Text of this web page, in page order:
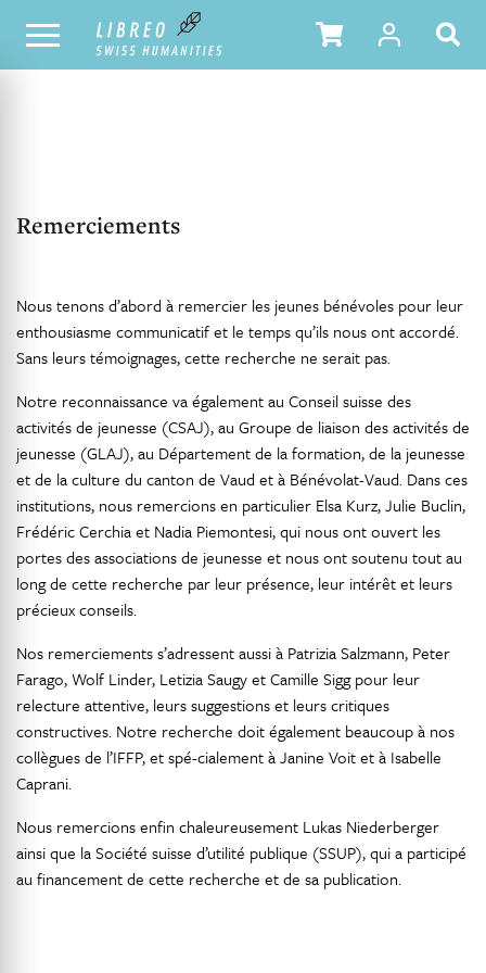
NOTRE CATALOGUE TABLE DES MATIÈRES
Remerciements
Nous tenons d’abord à remercier les jeunes bénévoles pour leur
enthousiasme communicatif et le temps qu’ils nous ont accordé.
Sans leurs témoignages, cette recherche ne serait pas.
Notre reconnaissance va également au Conseil suisse des
activités de jeunesse (CSAJ), au Groupe de liaison des activités de
jeunesse (GLAJ), au Département de la formation, de la jeunesse
et de la culture du canton de Vaud et à Bénévolat-Vaud. Dans ces
institutions, nous remercions en particulier Elsa Kurz, Julie Buclin,
Frédéric Cerchia et Nadia Piemontesi, qui nous ont ouvert les
portes des associations de jeunesse et nous ont soutenu tout au
long de cette recherche par leur présence, leur intérêt et leurs
précieux conseils.
Nos remerciements s’adressent aussi à Patrizia Salzmann, Peter
Farago, Wolf Linder, Letizia Saugy et Camille Sigg pour leur
relecture attentive, leurs suggestions et leurs critiques
constructives. Notre recherche doit également beaucoup à nos
collègues de l’IFFP, et spé-cialement à Janine Voit et à Isabelle
Caprani.
Nous remercions enfin chaleureusement Lukas Niederberger
ainsi que la Société suisse d’utilité publique (SSUP), qui a participé
au financement de cette recherche et de sa publication.